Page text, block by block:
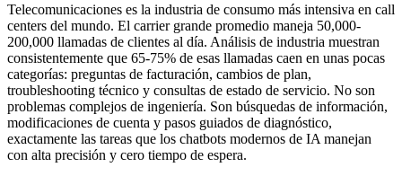
Telecomunicaciones es la industria de consumo más intensiva en call
centers del mundo. El carrier grande promedio maneja 50,000-
200,000 llamadas de clientes al día. Análisis de industria muestran
consistentemente que 65-75% de esas llamadas caen en unas pocas
categorías: preguntas de facturación, cambios de plan,
troubleshooting técnico y consultas de estado de servicio. No son
problemas complejos de ingeniería. Son búsquedas de información,
modificaciones de cuenta y pasos guiados de diagnóstico,
exactamente las tareas que los chatbots modernos de IA manejan
con alta precisión y cero tiempo de espera.